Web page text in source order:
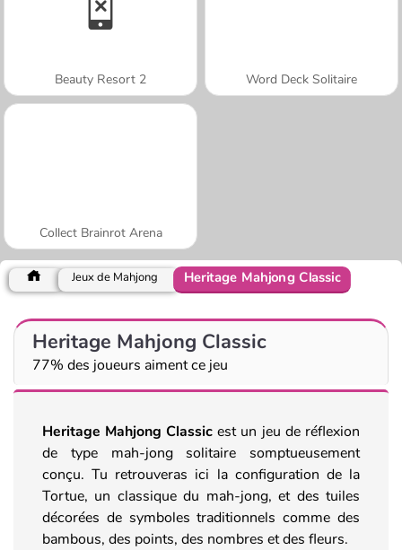
Beauty Resort 2 Word Deck Solitaire
Collect Brainrot Arena
Jeux de Mahjong Heritage Mahjong Classic
Heritage Mahjong Classic
77% des joueurs aiment ce jeu
Heritage Mahjong Classic est un jeu de réflexion
de type mah-jong solitaire somptueusement
conçu. Tu retrouveras ici la configuration de la
Tortue, un classique du mah-jong, et des tuiles
décorées de symboles traditionnels comme des
bambous, des points, des nombres et des fleurs.